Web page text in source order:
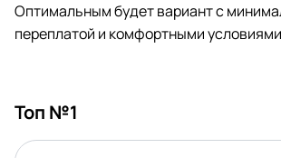
Оптимальным будет вариант с
переплатой и комфортными
Топ №1